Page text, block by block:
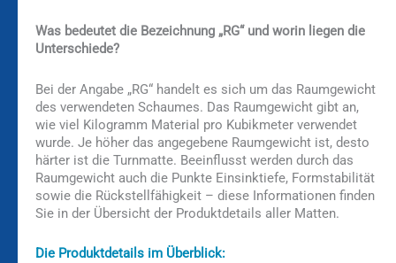
Was bedeutet die Bezeichnung „RG“ und worin liegen die
Unterschiede?
Bei der Angabe „RG“ handelt es sich um das Raumgewicht
des verwendeten Schaumes. Das Raumgewicht gibt an,
wie viel Kilogramm Material pro Kubikmeter verwendet
wurde. Je höher das angegebene Raumgewicht ist, desto
härter ist die Turnmatte. Beeinflusst werden durch das
Raumgewicht auch die Punkte Einsinktiefe, Formstabilität
sowie die Rückstellfähigkeit – diese Informationen finden
Sie in der Übersicht der Produktdetails aller Matten.
Die Produktdetails im Überblick: